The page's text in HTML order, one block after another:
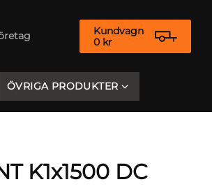
Kundvagn
0 kr
ÖVRIGA PRODUKTER
K1x1500 DC